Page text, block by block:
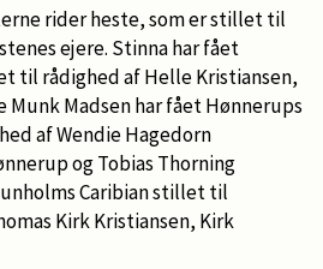
rider heste, som er stillet til
ejere. Stinna har fået
til rådighed af Helle Kristiansen,
Madsen har fået Hønnerups
af Wendie Hagedorn
og Tobias Thorning
Caribian stillet til
Kirk Kristiansen, Kirk